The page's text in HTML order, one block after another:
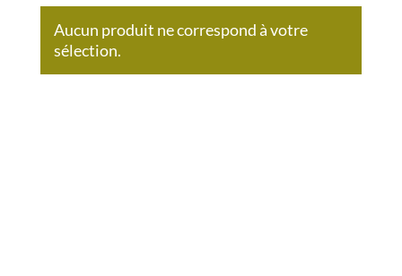
Aucun produit ne correspond à votre
sélection.